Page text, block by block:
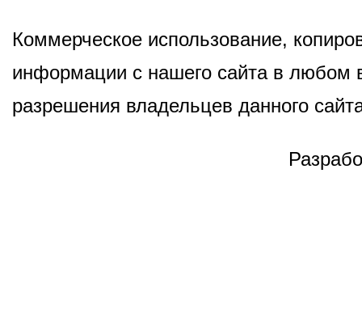
Коммерческое использование,
информации с нашего сайта в любом
разрешения владельцев данного